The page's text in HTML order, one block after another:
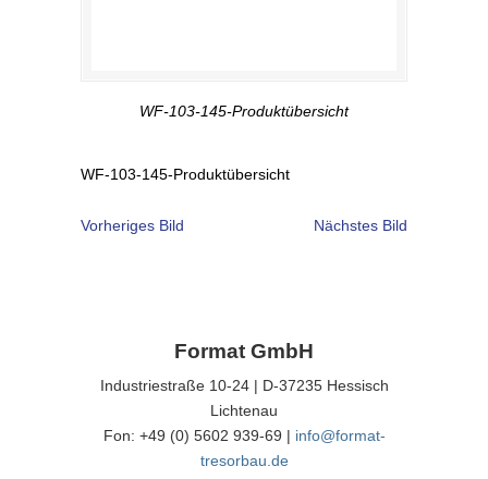
WF-103-145-Produktübersicht
WF-103-145-Produktübersicht
Vorheriges Bild Nächstes Bild
Format GmbH
Industriestraße 10-24 | D-37235 Hessisch
Lichtenau
Fon: +49 (0) 5602 939-69 | info@format-
tresorbau.de